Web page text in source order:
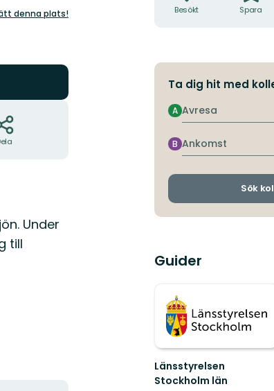
denna plats!
Under
till
Besökt Spara
Ta dig hit med
Avresa
A
Ankomst
B
Sök
Guider
Länsstyrelsen
Stockholm län